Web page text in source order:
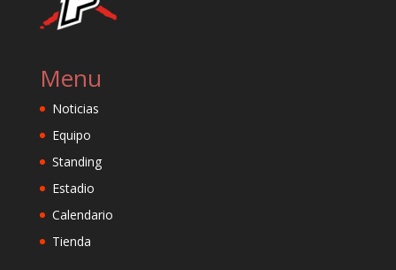
Menu
Noticias
Equipo
Standing
Estadio
Calendario
Tienda